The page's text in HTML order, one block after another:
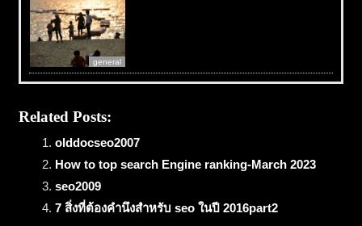
general
Related Posts:
olddocseo2007
How to top search Engine ranking-March 2023
seo2009
7 สิ่งที่ต้องคำนึงสำหรับ seo ในปี 2016part2